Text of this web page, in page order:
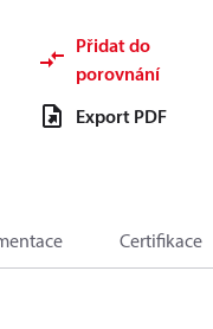
Přidat do
porovnání
Export PDF
Certifikace